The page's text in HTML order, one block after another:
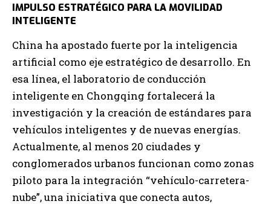
IMPULSO ESTRATÉGICO PARA LA MOVILIDAD
INTELIGENTE
China ha apostado fuerte por la inteligencia
artificial como eje estratégico de desarrollo. En
esa línea, el laboratorio de conducción
inteligente en Chongqing fortalecerá la
investigación y la creación de estándares para
vehículos inteligentes y de nuevas energías.
Actualmente, al menos 20 ciudades y
conglomerados urbanos funcionan como zonas
piloto para la integración “vehículo-carretera-
nube”, una iniciativa que conecta autos,